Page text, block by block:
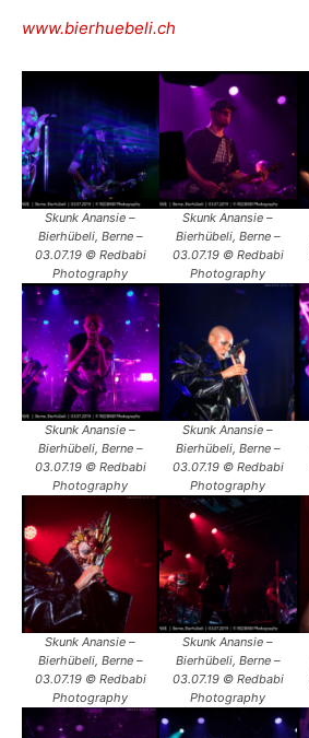
www.bierhuebeli.ch
Skunk Anansie –
Bierhübeli, Berne –
03.07.19 © Redbabi
Photography
Skunk Anansie –
Bierhübeli, Berne –
03.07.19 © Redbabi
Photography
Skunk Anansie –
Bierhübeli, Berne –
03.07.19 © Redbabi
Photography
Skunk Anansie –
Bierhübeli, Berne –
03.07.19 © Redbabi
Photography
Skunk Anansie –
Bierhübeli, Berne –
03.07.19 © Redbabi
Photography
Skunk Anansie –
Bierhübeli, Berne –
03.07.19 © Redbabi
Photography